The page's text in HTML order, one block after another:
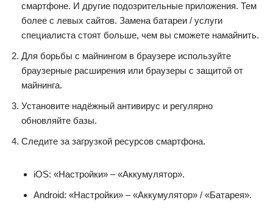
смартфоне. И другие подозрительные приложения. Тем
более с левых сайтов. Замена батареи / услуги
специалиста стоят больше, чем вы сможете намайнить.
Для борьбы с майнингом в браузере используйте
браузерные расширения или браузеры с защитой от
майнинга.
Установите надёжный антивирус и регулярно
обновляйте базы.
Следите за загрузкой ресурсов смартфона.
iOS: «Настройки» – «Аккумулятор».
Android: «Настройки» – «Аккумулятор» / «Батарея».